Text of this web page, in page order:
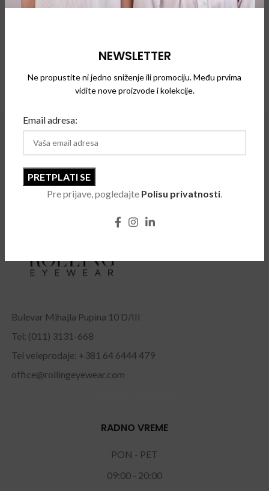
NEWSLETTER
Ne propustite ni jedno sniženje ili promociju. Među prvima
vidite nove proizvode i kolekcije.
Email adresa:
Pre prijave, pogledajte Polisu privatnosti.
Chloe 143S
Naočare za sunce
Naočare za sunce
Bulevar Mihajla Pupina 10 D/III
Tel: (011) 3131-668
Tel veleprodaje: +381 64 6444 479
office@rollingeyewear.com
RADNO VREME
PON - PET
09:00 - 20:00